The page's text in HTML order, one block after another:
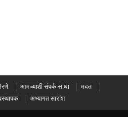
आमच्याशी संपर्क साधा
मदत
अभ्यागत सारांश